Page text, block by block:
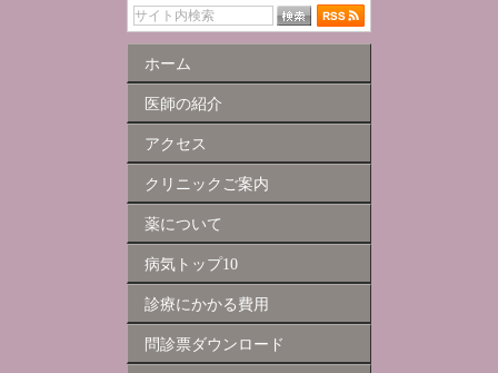
ホーム
医師の紹介
アクセス
クリニックご案内
薬について
病気トップ10
診療にかかる費用
問診票ダウンロード